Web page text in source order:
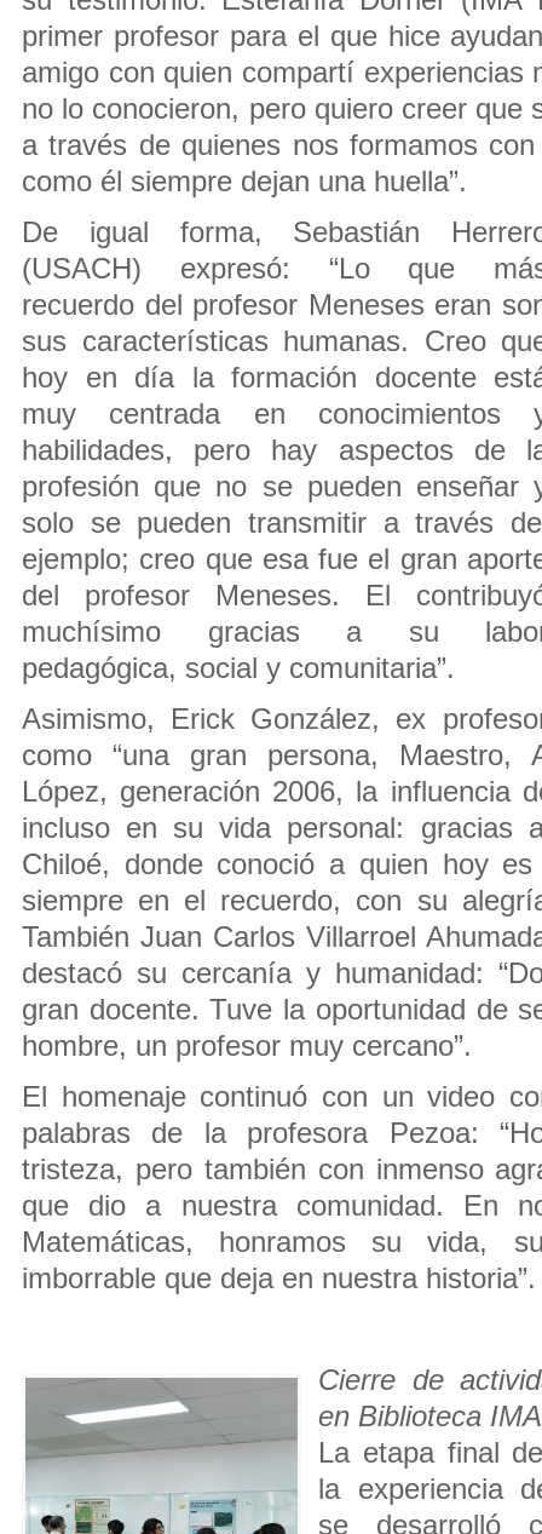
primer profesor para el que hice
amigo con quien compartí experiencias
no lo conocieron, pero quiero creer que
a través de quienes nos formamos
como él siempre dejan una huella”.
De igual forma, Sebastián
(USACH) expresó: “Lo que
recuerdo del profesor Meneses eran
sus características humanas. Creo
hoy en día la formación docente
muy centrada en conocimientos
habilidades, pero hay aspectos de
profesión que no se pueden enseñar
solo se pueden transmitir a través
ejemplo; creo que esa fue el gran
del profesor Meneses. El
muchísimo gracias a su
pedagógica, social y comunitaria”.
Asimismo, Erick González, ex
como “una gran persona, Maestro,
López, generación 2006, la influencia
incluso en su vida personal: gracias
Chiloé, donde conoció a quien hoy
siempre en el recuerdo, con su
También Juan Carlos Villarroel
destacó su cercanía y humanidad:
gran docente. Tuve la oportunidad de
hombre, un profesor muy cercano”.
El homenaje continuó con un video
palabras de la profesora Pezoa:
tristeza, pero también con inmenso
que dio a nuestra comunidad. En
Matemáticas, honramos su vida,
imborrable que deja en nuestra historia”.
Cierre de
en Biblioteca IMA
La etapa final
la experiencia
se desarrolló